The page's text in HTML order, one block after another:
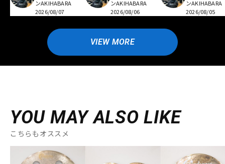
ンAKIHABARA
2026/08/07
ンAKIHABARA
2026/08/06
ンAKIHABARA
2026/08/05
VIEW MORE
YOU MAY ALSO LIKE
こちらもオススメ